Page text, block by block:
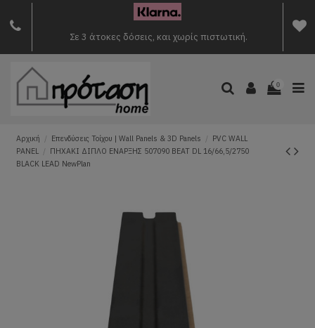
Σε 3 άτοκες δόσεις, και χωρίς πιστωτική.
0
Αρχική Επενδύσεις Τοίχου | Wall Panels & 3D Panels
PVC WALL
PANEL
ΠΗΧΑΚΙ ΔΙΠΛΟ ΕΝΑΡΞΗΣ 507090 BEAT DL 16/66,5/2750
BLACK LEAD NewPlan